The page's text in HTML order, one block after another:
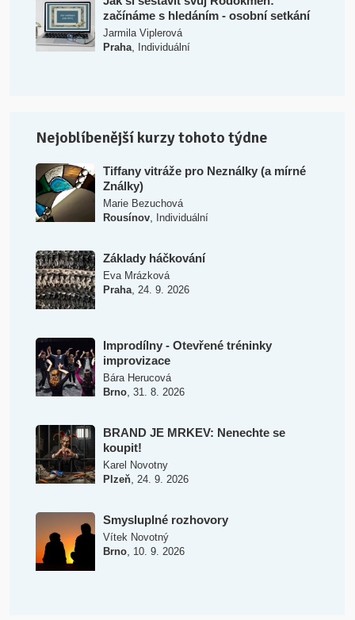
začínáme s hledáním - osobní setkání
Jarmila Viplerová
Praha, Individuální
Nejoblíbenější kurzy tohoto týdne
Tiffany vitráže pro Neználky (a mírné
Ználky)
Marie Bezuchová
Rousínov, Individuální
Základy háčkování
Eva Mrázková
Praha, 24. 9. 2026
Improdílny - Otevřené tréninky
improvizace
Bára Herucová
Brno, 31. 8. 2026
BRAND JE MRKEV: Nenechte se
koupit!
Karel Novotny
Plzeň, 24. 9. 2026
Smysluplné rozhovory
Vítek Novotný
Brno, 10. 9. 2026